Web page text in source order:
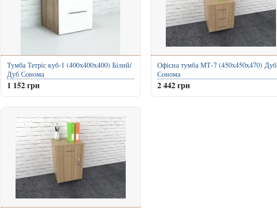
Тумба Тетріс куб-1 (400x400x400) Білий/
Дуб Сонома
1 152 грн
Офісна тумба МТ-7 (450x450x470) Дуб
Сонома
2 442 грн